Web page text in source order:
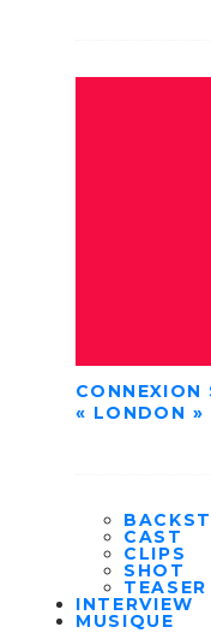
CONNEXION
« LONDON »
CAST
CLIPS
SHOT
TEASER
INTERVIEW
MUSIQUE